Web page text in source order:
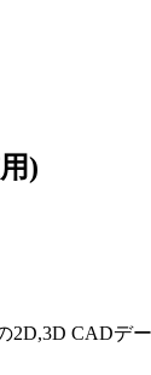
)
2D,3D CADデー